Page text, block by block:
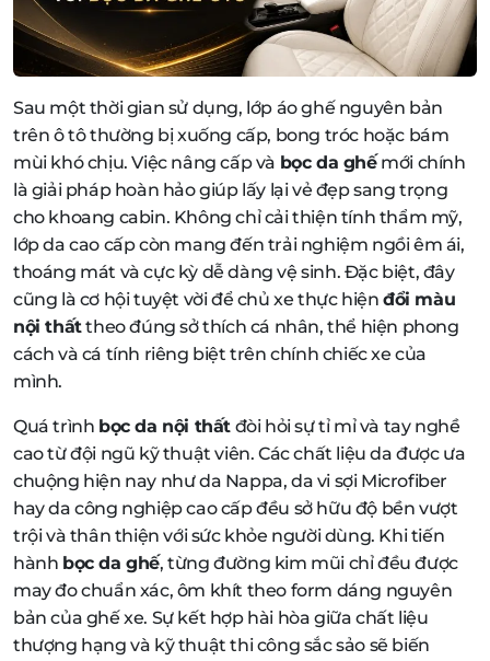
Sau một thời gian sử dụng, lớp áo ghế nguyên bản
trên ô tô thường bị xuống cấp, bong tróc hoặc bám
mùi khó chịu. Việc nâng cấp và bọc da ghếmới chính
là giải pháp hoàn hảo giúp lấy lại vẻ đẹp sang trọng
cho khoang cabin. Không chỉ cải thiện tính thẩm mỹ,
lớp da cao cấp còn mang đến trải nghiệm ngồi êm ái,
thoáng mát và cực kỳ dễ dàng vệ sinh. Đặc biệt, đây
cũng là cơ hội tuyệt vời để chủ xe thực hiệnđổi màu
nội thấttheo đúng sở thích cá nhân, thể hiện phong
cách và cá tính riêng biệt trên chính chiếc xe của
mình.
Quá trình bọc da nội thất đòi hỏi sự tỉ mỉ và tay nghề
cao từ đội ngũ kỹ thuật viên. Các chất liệu da được ưa
chuộng hiện nay như da Nappa, da vi sợi Microfiber
hay da công nghiệp cao cấp đều sở hữu độ bền vượt
trội và thân thiện với sức khỏe người dùng. Khi tiến
hành bọc da ghế, từng đường kim mũi chỉ đều được
may đo chuẩn xác, ôm khít theo form dáng nguyên
bản của ghế xe. Sự kết hợp hài hòa giữa chất liệu
thượng hạng và kỹ thuật thi công sắc sảo sẽ biến